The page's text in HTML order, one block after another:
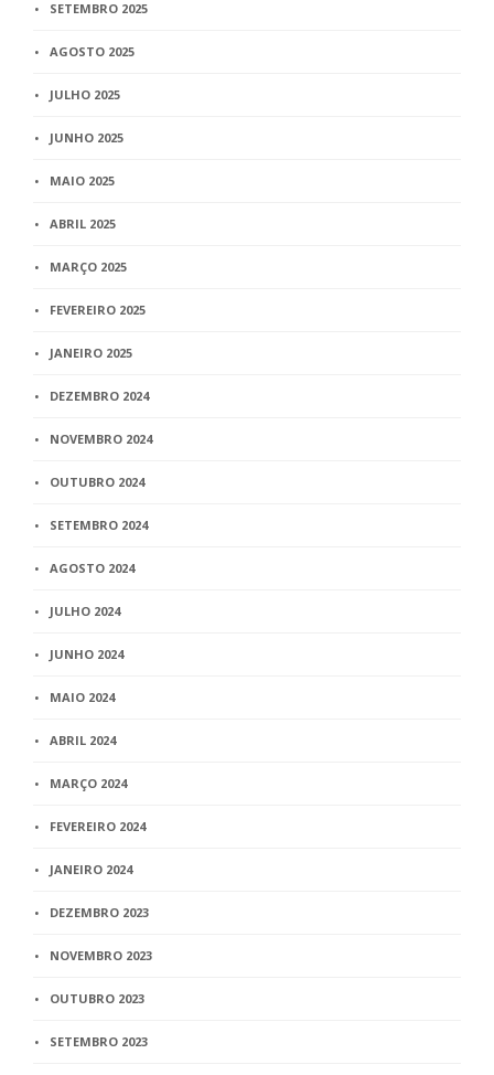
SETEMBRO 2025
AGOSTO 2025
JULHO 2025
JUNHO 2025
MAIO 2025
ABRIL 2025
MARÇO 2025
FEVEREIRO 2025
JANEIRO 2025
DEZEMBRO 2024
NOVEMBRO 2024
OUTUBRO 2024
SETEMBRO 2024
AGOSTO 2024
JULHO 2024
JUNHO 2024
MAIO 2024
ABRIL 2024
MARÇO 2024
FEVEREIRO 2024
JANEIRO 2024
DEZEMBRO 2023
NOVEMBRO 2023
OUTUBRO 2023
SETEMBRO 2023